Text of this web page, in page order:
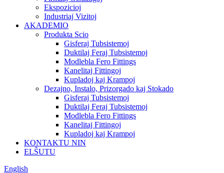
Ekspozicioj
Industriaj Vizitoj
AKADEMIO
Produkta Scio
Gisferaj Tubsistemoj
Duktilaj Feraj Tubsistemoj
Modlebla Fero Fittings
Kanelitaj Fittingoj
Kupladoj kaj Krampoj
Dezajno, Instalo, Prizorgado kaj Stokado
Gisferaj Tubsistemoj
Duktilaj Feraj Tubsistemoj
Modlebla Fero Fittings
Kanelitaj Fittingoj
Kupladoj kaj Krampoj
KONTAKTU NIN
ELŜUTU
English